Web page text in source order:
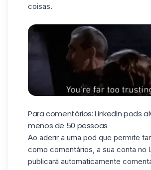
coisas.
Para comentários: LinkedIn pods
menos de 50 pessoas
Ao aderir a uma pod que permite
como comentários, a sua conta no
publicará automaticamente